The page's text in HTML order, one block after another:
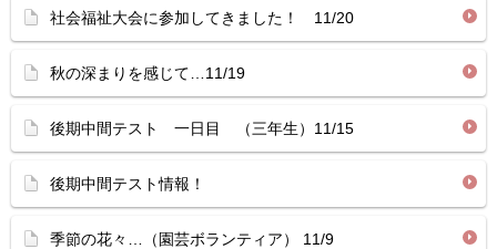
社会福祉大会に参加してきました！ 11/20
秋の深まりを感じて…11/19
後期中間テスト 一日目 （三年生）11/15
後期中間テスト情報！
季節の花々…（園芸ボランティア） 11/9